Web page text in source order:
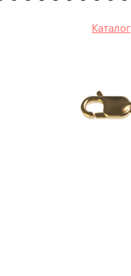
Каталог